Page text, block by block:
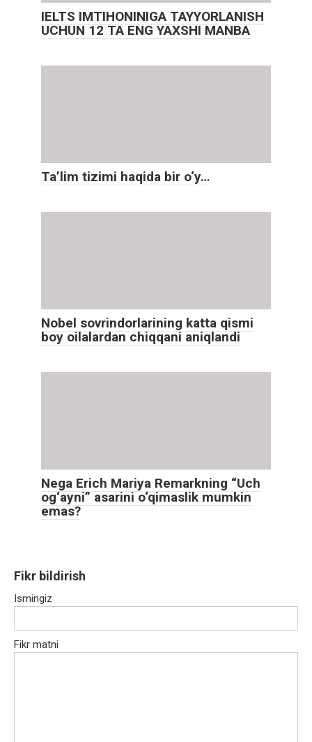
IELTS IMTIHONINIGA TAYYORLANISH
UCHUN 12 TA ENG YAXSHI MANBA
Ta’lim tizimi haqida bir o‘y…
Nobel sovrindorlarining katta qismi
boy oilalardan chiqqani aniqlandi
Nega Erich Mariya Remarkning “Uch
og‘ayni” asarini o‘qimaslik mumkin
emas?
Fikr bildirish
Ismingiz
Fikr matni